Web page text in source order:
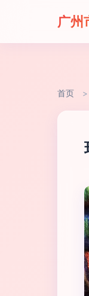
广州
首页 >